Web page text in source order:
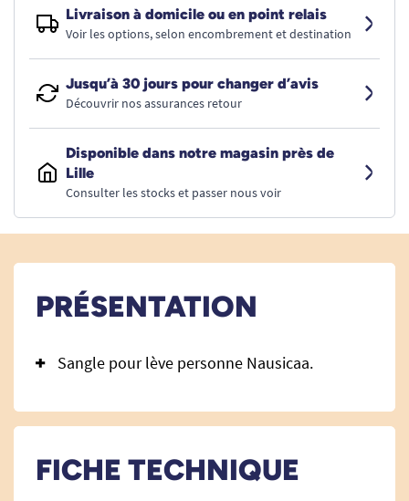
Livraison à domicile ou en point relais
Voir les options, selon encombrement et destination
Jusqu’à 30 jours pour changer d’avis
Découvrir nos assurances retour
Disponible dans notre magasin près de
Lille
Consulter les stocks et passer nous voir
PRÉSENTATION
Sangle pour lève personne Nausicaa.
FICHE TECHNIQUE